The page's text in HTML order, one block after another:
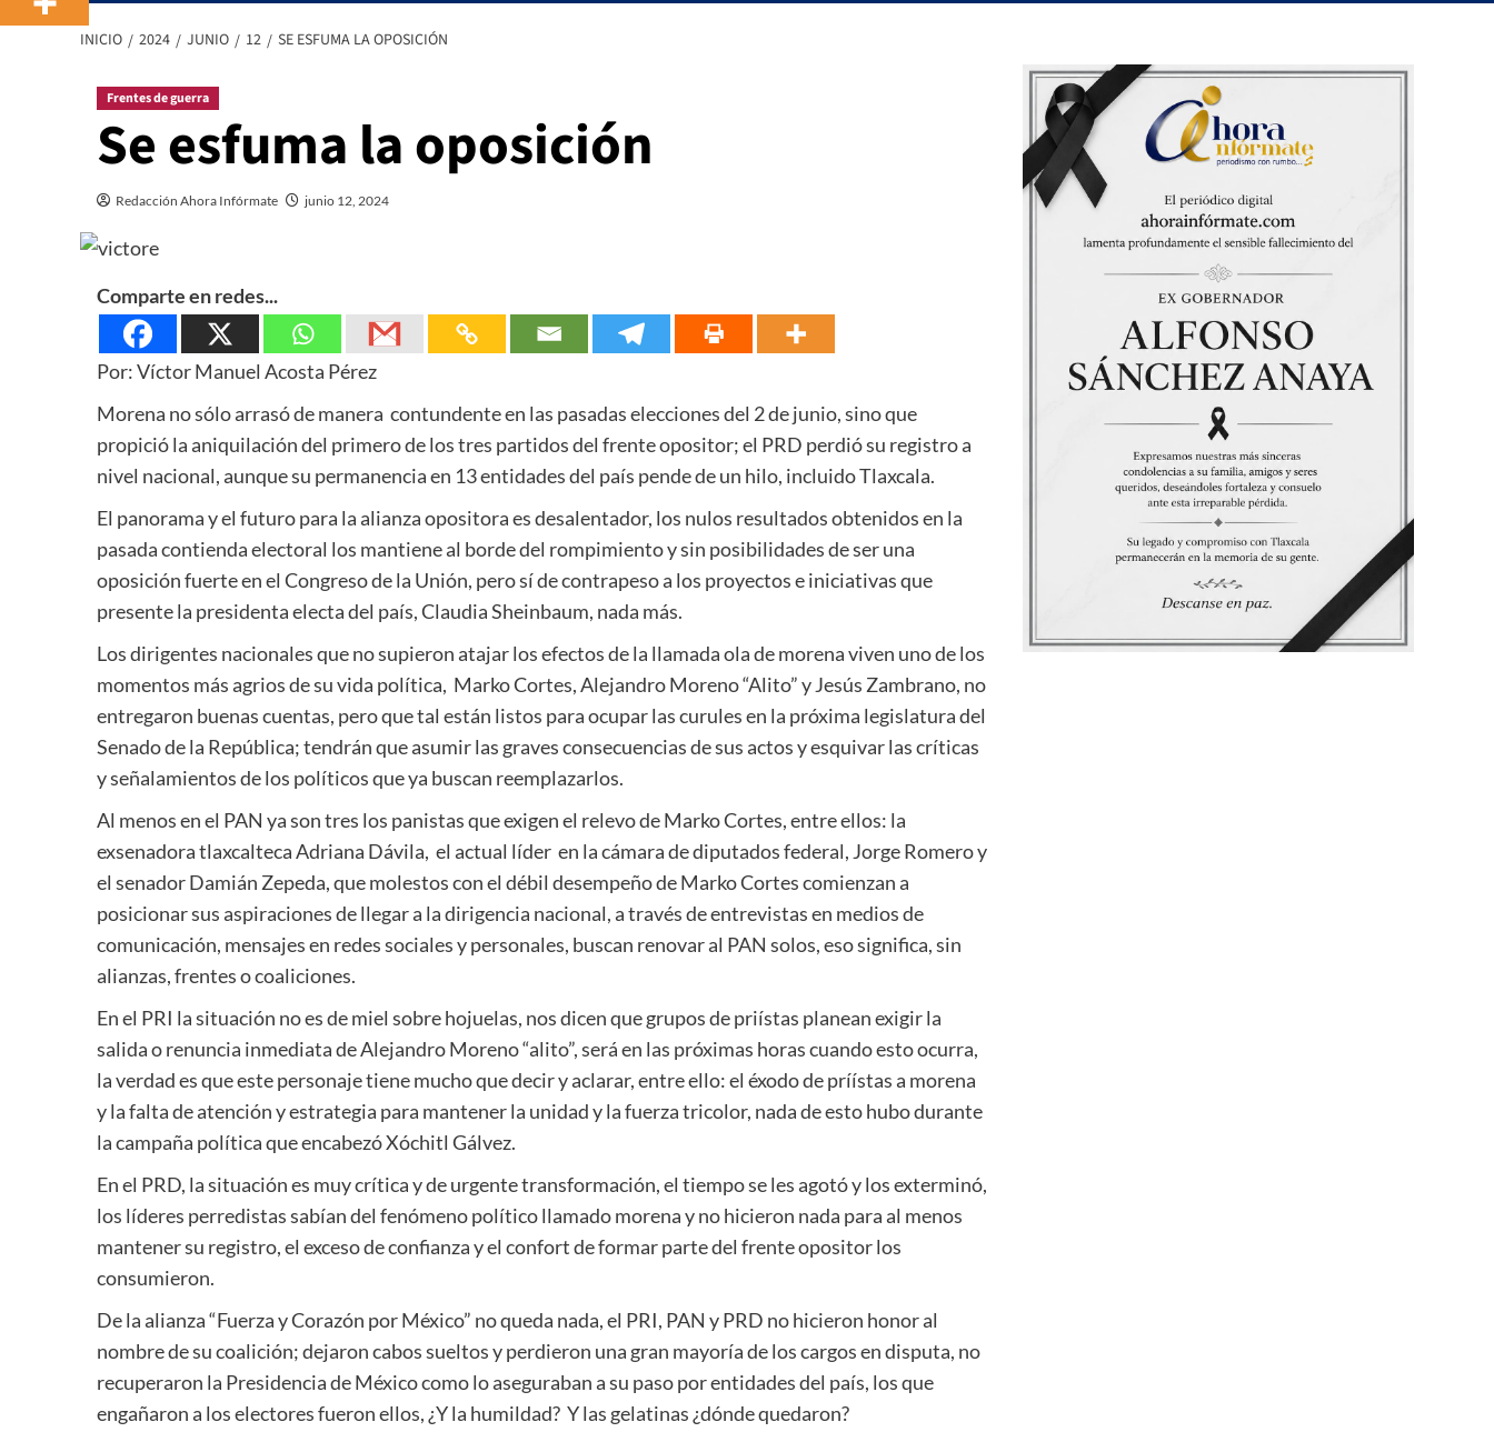
INICIO 2024 JUNIO 12 SE ESFUMA LA OPOSICIÓN
Frentes de guerra
Se esfuma la oposición
Redacción Ahora Infórmate junio 12, 2024
Comparte en redes...
Por: Víctor Manuel Acosta Pérez
Morena no sólo arrasó de manera contundente en las pasadas elecciones del 2 de junio, sino que
propició la aniquilación del primero de los tres partidos del frente opositor; el PRD perdió su registro a
nivel nacional, aunque su permanencia en 13 entidades del país pende de un hilo, incluido Tlaxcala.
El panorama y el futuro para la alianza opositora es desalentador, los nulos resultados obtenidos en la
pasada contienda electoral los mantiene al borde del rompimiento y sin posibilidades de ser una
oposición fuerte en el Congreso de la Unión, pero sí de contrapeso a los proyectos e iniciativas que
presente la presidenta electa del país, Claudia Sheinbaum, nada más.
Los dirigentes nacionales que no supieron atajar los efectos de la llamada ola de morena viven uno de los
momentos más agrios de su vida política, Marko Cortes, Alejandro Moreno “Alito” y Jesús Zambrano, no
entregaron buenas cuentas, pero que tal están listos para ocupar las curules en la próxima legislatura del
Senado de la República; tendrán que asumir las graves consecuencias de sus actos y esquivar las críticas
y señalamientos de los políticos que ya buscan reemplazarlos.
Al menos en el PAN ya son tres los panistas que exigen el relevo de Marko Cortes, entre ellos: la
exsenadora tlaxcalteca Adriana Dávila, el actual líder en la cámara de diputados federal, Jorge Romero y
el senador Damián Zepeda, que molestos con el débil desempeño de Marko Cortes comienzan a
posicionar sus aspiraciones de llegar a la dirigencia nacional, a través de entrevistas en medios de
comunicación, mensajes en redes sociales y personales, buscan renovar al PAN solos, eso significa, sin
alianzas, frentes o coaliciones.
En el PRI la situación no es de miel sobre hojuelas, nos dicen que grupos de priístas planean exigir la
salida o renuncia inmediata de Alejandro Moreno “alito”, será en las próximas horas cuando esto ocurra,
la verdad es que este personaje tiene mucho que decir y aclarar, entre ello: el éxodo de príístas a morena
y la falta de atención y estrategia para mantener la unidad y la fuerza tricolor, nada de esto hubo durante
la campaña política que encabezó Xóchitl Gálvez.
En el PRD, la situación es muy crítica y de urgente transformación, el tiempo se les agotó y los exterminó,
los líderes perredistas sabían del fenómeno político llamado morena y no hicieron nada para al menos
mantener su registro, el exceso de confianza y el confort de formar parte del frente opositor los
consumieron.
De la alianza “Fuerza y Corazón por México” no queda nada, el PRI, PAN y PRD no hicieron honor al
nombre de su coalición; dejaron cabos sueltos y perdieron una gran mayoría de los cargos en disputa, no
recuperaron la Presidencia de México como lo aseguraban a su paso por entidades del país, los que
engañaron a los electores fueron ellos, ¿Y la humildad? Y las gelatinas ¿dónde quedaron?